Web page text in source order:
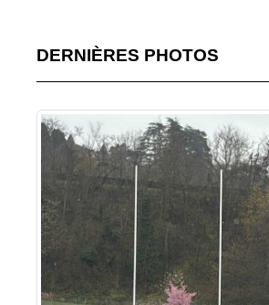
DERNIÈRES PHOTOS